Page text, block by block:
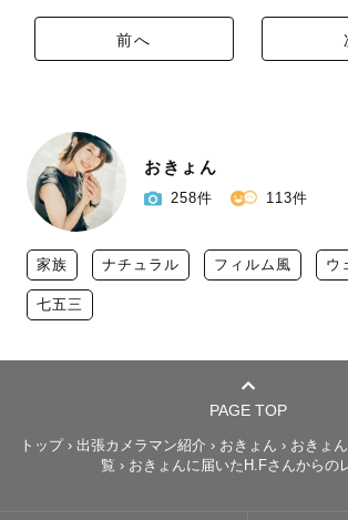
前へ
おきょん
258件 113件
家族 ナチュラル フィルム風 ウ
七五三
PAGE TOP
トップ› 出張カメラマン紹介 › おきょん › おきょ
覧 › おきょんに届いたH.Fさんからの